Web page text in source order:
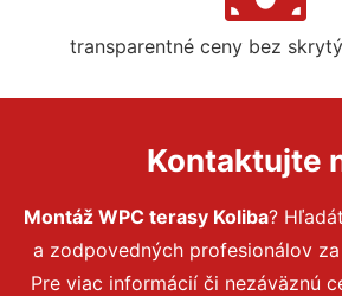
transparentné ceny bez
Kontaktujte
Montáž WPC terasy Koliba?
a zodpovedných profesionálov
Pre viac informácií či nezáväznú